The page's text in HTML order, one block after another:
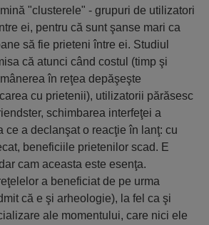
"clusterele" - grupuri de utilizatori
ei, pentru că sunt şanse mari ca
să fie prieteni între ei. Studiul
că atunci când costul (timp şi
în reţea depăşeşte
cu prietenii), utilizatorii părăsesc
schimbarea interfeţei a
ce a declanşat o reacţie în lanţ: cu
beneficiile prietenilor scad. E
cam aceasta este esenţa.
a beneficiat de pe urma
că e şi arheologie), la fel ca şi
ale momentului, care nici ele